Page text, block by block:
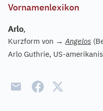
Vornamenlexikon
Arlo,
Kurzform von →Angelos
Arlo Guthrie, US-